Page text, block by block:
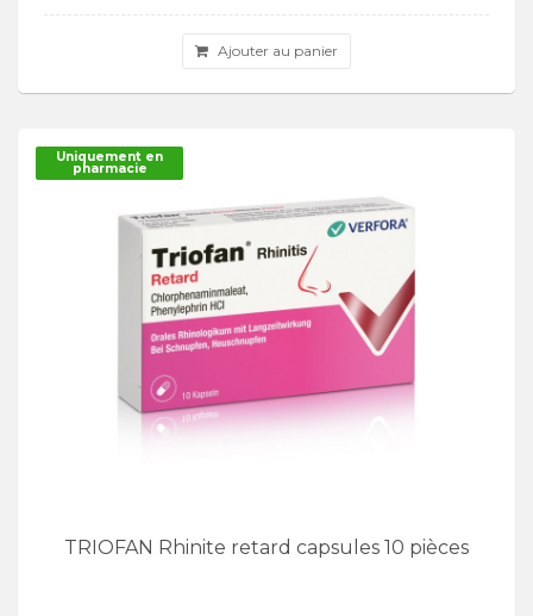
Ajouter au panier
Uniquement en
pharmacie
TRIOFAN Rhinite retard capsules 10 pièces